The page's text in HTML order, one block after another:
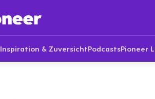
Inspiration & ZuversichtPodcastsPioneer